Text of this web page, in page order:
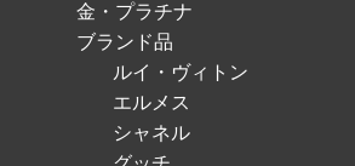
金・プラチナ
ブランド品
ルイ・ヴィトン
エルメス
シャネル